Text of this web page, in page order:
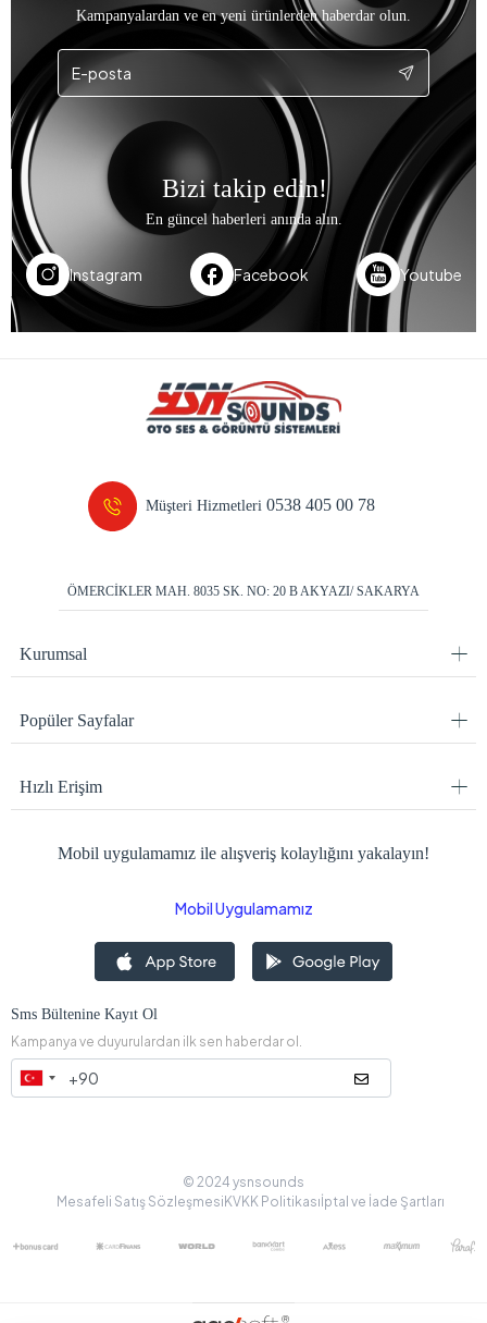
Kampanyalardan ve en yeni ürünlerden haberdar olun.
Bizi takip edin!
En güncel haberleri anında alın.
Instagram Facebook Youtube
Müşteri Hizmetleri0538 405 00 78
ÖMERCİKLER MAH. 8035 SK. NO: 20 B AKYAZI/ SAKARYA
Kurumsal
Popüler Sayfalar
Hızlı Erişim
Mobil uygulamamız ile alışveriş kolaylığını yakalayın!
Mobil Uygulamamız
Sms Bültenine Kayıt Ol
Kampanya ve duyurulardan ilk sen haberdar ol.
© 2024 ysnsounds
Mesafeli Satış SözleşmesiKVKK Politikasıİptal ve İade Şartları